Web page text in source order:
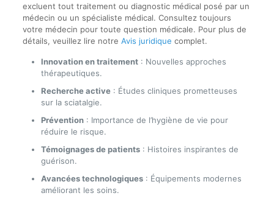
excluent tout traitement ou diagnostic médical posé par un
médecin ou un spécialiste médical. Consultez toujours
votre médecin pour toute question médicale. Pour plus de
détails, veuillez lire notre Avis juridique complet.
Innovation en traitement: Nouvelles approches
thérapeutiques.
Recherche active: Études cliniques prometteuses
sur la sciatalgie.
Prévention: Importance de l’hygiène de vie pour
réduire le risque.
Témoignages de patients: Histoires inspirantes de
guérison.
Avancées technologiques: Équipements modernes
améliorant les soins.